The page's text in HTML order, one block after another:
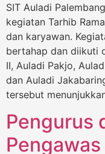
SIT Auladi
kegiatan Tarhib
dan karyawan.
bertahap dan diikuti
II, Auladi Pakjo,
dan Auladi
tersebut
Pengurus